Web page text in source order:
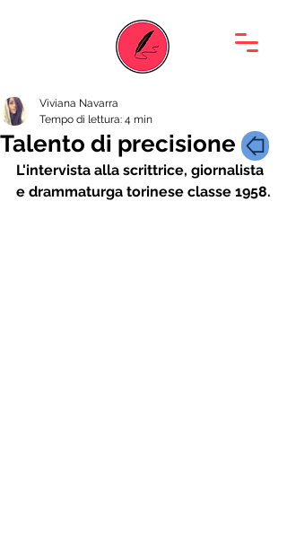
Talento di precisione
Viviana Navarra
Tempo di lettura: 4 min
L'intervista alla scrittrice, giornalista
e drammaturga torinese classe 1958.